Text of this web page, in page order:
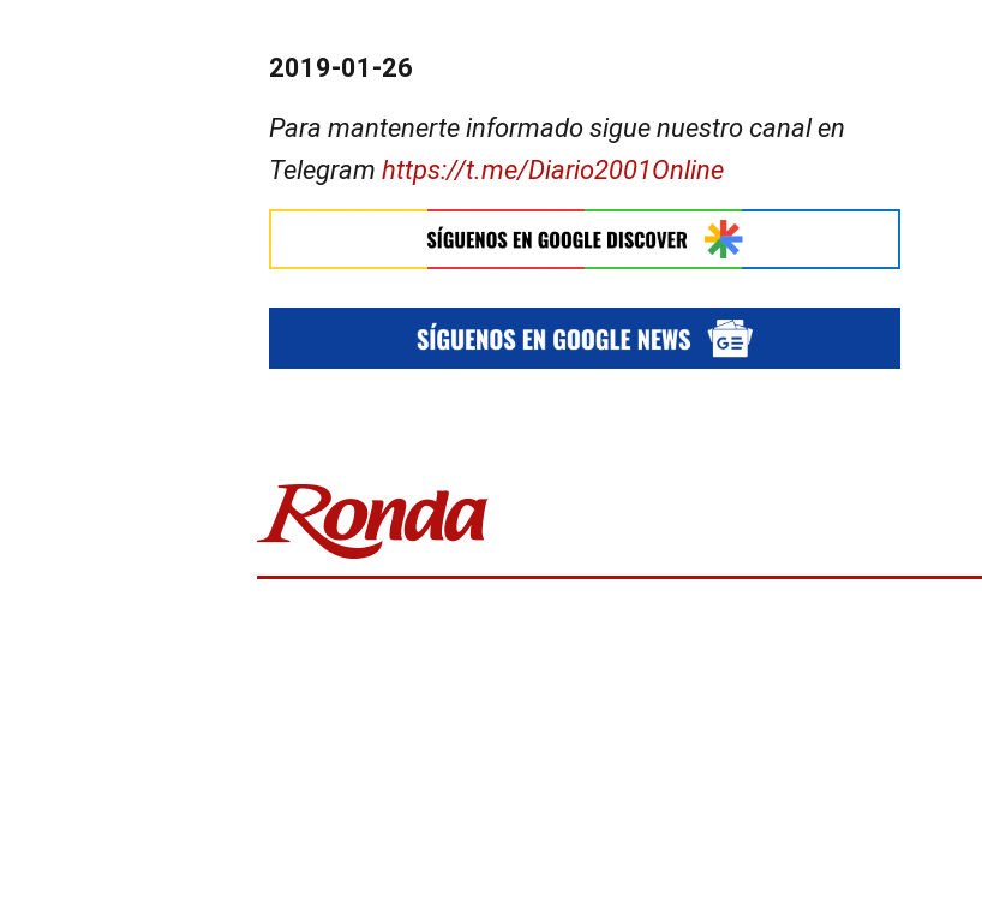
2019-01-26
Para mantenerte informado sigue nuestro canal en
Telegram https://t.me/Diario2001Online